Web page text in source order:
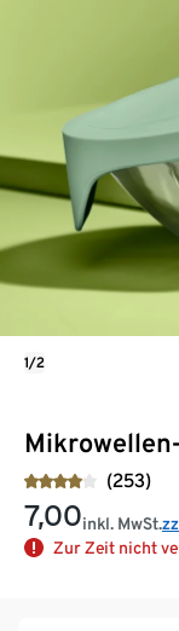
(253)
7,00inkl. MwSt.
Zur Zeit nicht
1/2